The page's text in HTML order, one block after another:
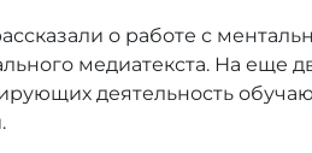
о работе с
медиатекста. На еще
деятельность